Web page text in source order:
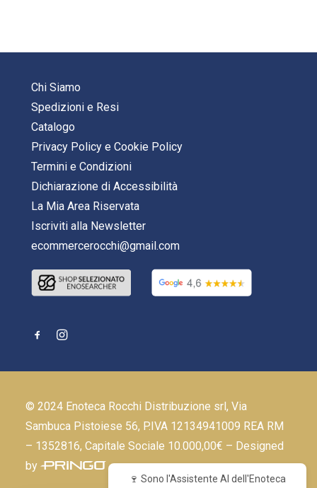
Chi Siamo
Spedizioni e Resi
Catalogo
Privacy Policy e Cookie Policy
Termini e Condizioni
Dichiarazione di Accessibilità
La Mia Area Riservata
Iscriviti alla Newsletter
ecommercerocchi@gmail.com
© 2024 Enoteca Rocchi Distribuzione srl, Via
Sambuca Pistoiese 56, P.IVA 12134941009 REA RM
– 1352816, Capitale Sociale 10.000,00€ – Designed
by
🍷 Sono l'Assistente AI dell'Enoteca